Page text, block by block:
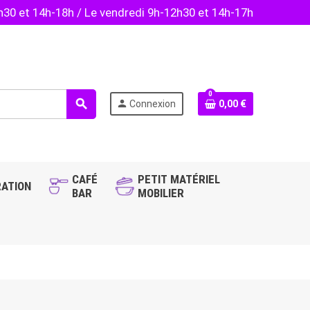
et 14h-18h / Le vendredi 9h-12h30 et 14h-17h
search person Connexion
0
0,00 €
CAFÉ
BAR
PETIT MATÉRIEL
MOBILIER